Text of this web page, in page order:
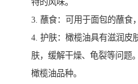
特的风味。
3. 蘸食：可用于面包的蘸食
4. 护肤：橄榄油具有滋润皮
肤，缓解干燥、龟裂等问题
橄榄油品种。